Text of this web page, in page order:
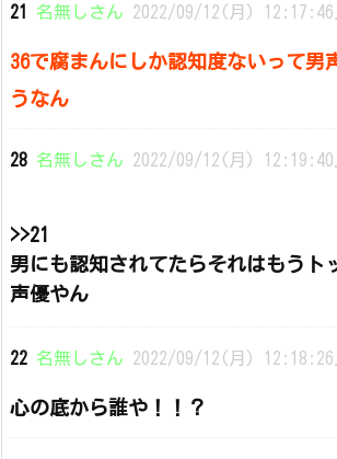
21 名無しさん 2022/09/12(月)
36で腐まんにしか認知度ないって男
うなん
28 名無しさん 2022/09/12(月)
>>21
男にも認知されてたらそれはもうト
声優やん
22 名無しさん 2022/09/12(月)
心の底から誰や！！？